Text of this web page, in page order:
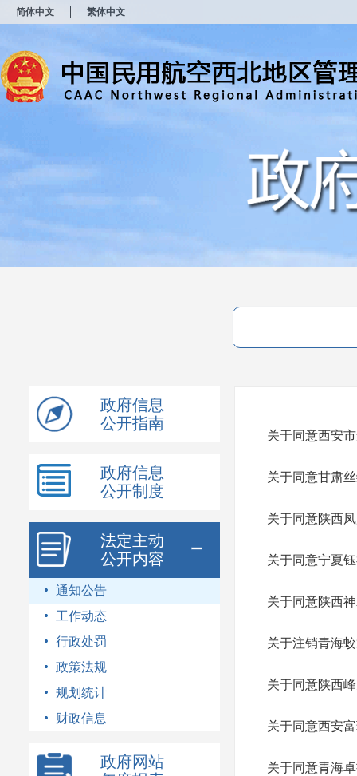
简体中文 繁体中文
政府信息
公开指南
政府信息
公开制度
法定主动
公开内容
通知公告
工作动态
行政处罚
政策法规
规划统计
财政信息
政府网站
关于同意西安
关于同意甘肃
关于同意陕西
关于同意宁夏
关于同意陕西
关于注销青海
关于同意陕西
关于同意西安
关于同意青海
窗
打
开
无
障